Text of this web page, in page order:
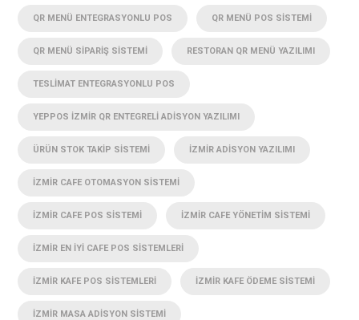
QR MENÜ ENTEGRASYONLU POS QR MENÜ POS SISTEMI
QR MENÜ SIPARIŞ SISTEMI RESTORAN QR MENÜ YAZILIMI
TESLIMAT ENTEGRASYONLU POS
YEPPOS İZMIR QR ENTEGRELI ADISYON YAZILIMI
ÜRÜN STOK TAKIP SISTEMI İZMIR ADISYON YAZILIMI
İZMIR CAFE OTOMASYON SISTEMI
İZMIR CAFE POS SISTEMI İZMIR CAFE YÖNETIM SISTEMI
İZMIR EN IYI CAFE POS SISTEMLERI
İZMIR KAFE POS SISTEMLERI İZMIR KAFE ÖDEME SISTEMI
İZMIR MASA ADISYON SISTEMI